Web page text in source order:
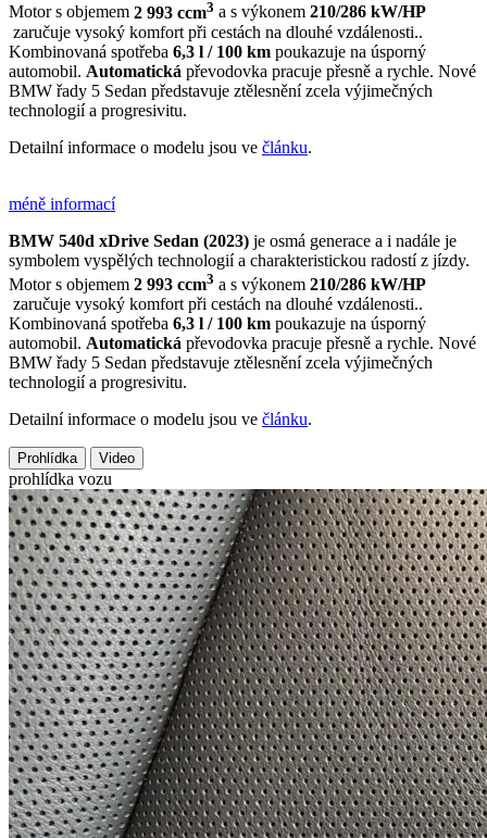
Motor s objemem 2 993 ccm3 a s výkonem 210/286 kW/HP
zaručuje vysoký komfort při cestách na dlouhé vzdálenosti..
Kombinovaná spotřeba 6,3 l / 100 km poukazuje na úsporný
automobil. Automatická převodovka pracuje přesně a rychle. Nové
BMW řady 5 Sedan představuje ztělesnění zcela výjimečných
technologií a progresivitu.
Detailní informace o modelu jsou ve článku.
méně informací
BMW 540d xDrive Sedan (2023) je osmá generace a i nadále je
symbolem vyspělých technologií a charakteristickou radostí z jízdy.
Motor s objemem 2 993 ccm3 a s výkonem 210/286 kW/HP
zaručuje vysoký komfort při cestách na dlouhé vzdálenosti..
Kombinovaná spotřeba 6,3 l / 100 km poukazuje na úsporný
automobil. Automatická převodovka pracuje přesně a rychle. Nové
BMW řady 5 Sedan představuje ztělesnění zcela výjimečných
technologií a progresivitu.
Detailní informace o modelu jsou ve článku.
Prohlídka Video
prohlídka vozu